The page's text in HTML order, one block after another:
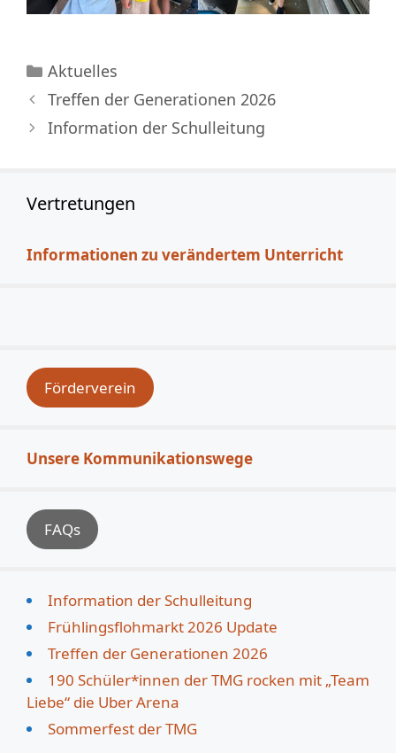
Kategorien
Aktuelles
Treffen der Generationen 2026
Information der Schulleitung
Vertretungen
Informationen zu verändertem Unterricht
Förderverein
Unsere Kommunikationswege
FAQs
Information der Schulleitung
Frühlingsflohmarkt 2026 Update
Treffen der Generationen 2026
190 Schüler*innen der TMG rocken mit „Team
Liebe“ die Uber Arena
Sommerfest der TMG